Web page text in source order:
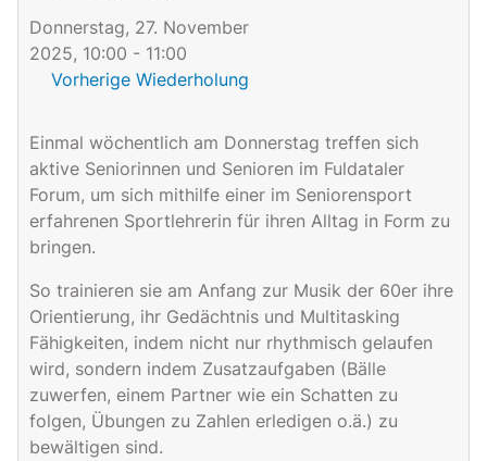
Donnerstag, 27. November
2025, 10:00 - 11:00
Vorherige Wiederholung
Einmal wöchentlich am Donnerstag treffen sich
aktive Seniorinnen und Senioren im Fuldataler
Forum, um sich mithilfe einer im Seniorensport
erfahrenen Sportlehrerin für ihren Alltag in Form zu
bringen.
So trainieren sie am Anfang zur Musik der 60er ihre
Orientierung, ihr Gedächtnis und Multitasking
Fähigkeiten, indem nicht nur rhythmisch gelaufen
wird, sondern indem Zusatzaufgaben (Bälle
zuwerfen, einem Partner wie ein Schatten zu
folgen, Übungen zu Zahlen erledigen o.ä.) zu
bewältigen sind.